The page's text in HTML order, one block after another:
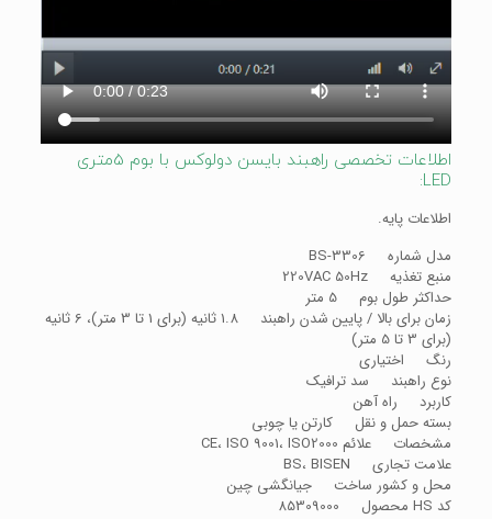
اطلاعات تخصصی راهبند بایسن دولوکس با بوم 5متری
LED:
اطلاعات پایه.
مدل شماره BS-3306
منبع تغذیه 220VAC 50Hz
حداکثر طول بوم 5 متر
زمان برای بالا / پایین شدن راهبند 1.8 ثانیه (برای 1 تا 3 متر)، 6 ثانیه
(برای 3 تا 5 متر)
رنگ اختیاری
نوع راهبند سد ترافیک
کاربرد راه آهن
بسته حمل و نقل کارتن یا چوبی
مشخصات علائم CE، ISO 9001، ISO2000
علامت تجاری BS، BISEN
محل و کشور ساخت جیانگشی چین
کد HS محصول 85309000